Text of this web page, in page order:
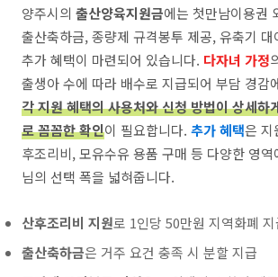
양주시의 출산양육지원금에는 첫만남이용권
출산축하금, 종량제 규격봉투 제공, 유축기
추가 혜택이 마련되어 있습니다. 다자녀 가정
출생아 수에 따라 배수로 지급되어 부담 경감
각 지원 혜택의 사용처와 신청 방법이 상세하
로 꼼꼼한 확인이 필요합니다. 추가 혜택은 지
후조리비, 모유수유 용품 구매 등 다양한 영
님의 선택 폭을 넓혀줍니다.
산후조리비 지원로 1인당 50만원 지역화폐 지
출산축하금은 거주 요건 충족 시 분할 지급